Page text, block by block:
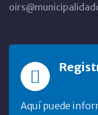
Aquí puede